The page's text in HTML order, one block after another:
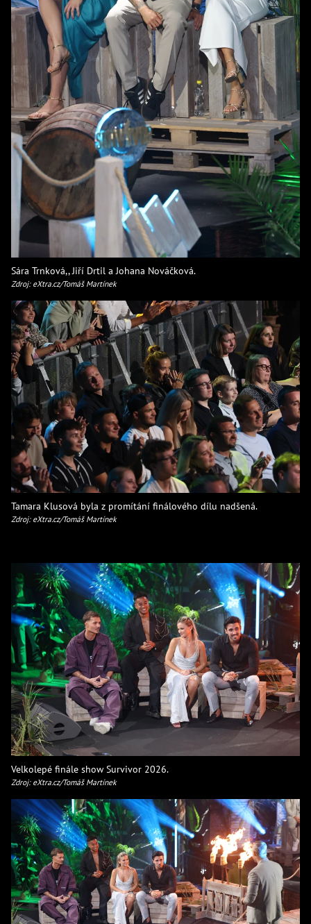
Sára Trnková,, Jiří Drtil a Johana Nováčková.
Zdroj: eXtra.cz/Tomáš Martínek
Tamara Klusová byla z promítání finálového dílu nadšená.
Zdroj: eXtra.cz/Tomáš Martínek
Velkolepé finále show Survivor 2026.
Zdroj: eXtra.cz/Tomáš Martínek